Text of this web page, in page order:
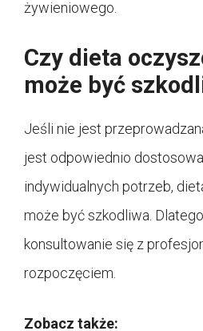
żywieniowego.
Czy dieta
może być
Jeśli nie jest
jest odpowiednio
indywidualnych potrzeb,
może być szkodliwa.
konsultowanie się z
rozpoczęciem.
Zobacz także: